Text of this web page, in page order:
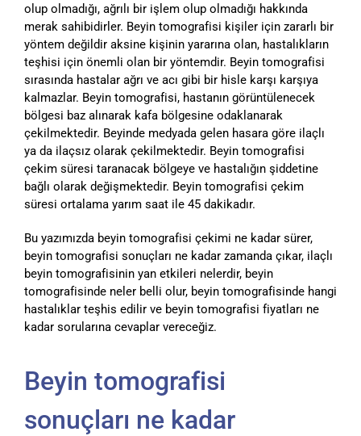
olup olmadığı, ağrılı bir işlem olup olmadığı hakkında
merak sahibidirler. Beyin tomografisi kişiler için zararlı bir
yöntem değildir aksine kişinin yararına olan, hastalıkların
teşhisi için önemli olan bir yöntemdir. Beyin tomografisi
sırasında hastalar ağrı ve acı gibi bir hisle karşı karşıya
kalmazlar. Beyin tomografisi, hastanın görüntülenecek
bölgesi baz alınarak kafa bölgesine odaklanarak
çekilmektedir. Beyinde medyada gelen hasara göre ilaçlı
ya da ilaçsız olarak çekilmektedir. Beyin tomografisi
çekim süresi taranacak bölgeye ve hastalığın şiddetine
bağlı olarak değişmektedir. Beyin tomografisi çekim
süresi ortalama yarım saat ile 45 dakikadır.
Bu yazımızda beyin tomografisi çekimi ne kadar sürer,
beyin tomografisi sonuçları ne kadar zamanda çıkar, ilaçlı
beyin tomografisinin yan etkileri nelerdir, beyin
tomografisinde neler belli olur, beyin tomografisinde hangi
hastalıklar teşhis edilir ve beyin tomografisi fiyatları ne
kadar sorularına cevaplar vereceğiz.
Beyin tomografisi
sonuçları ne kadar